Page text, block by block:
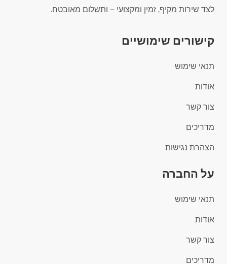
לצד שירות מקיף, זמין ומקצועי – ותשלום מאובטח.
קישורים שימושיים
תנאי שימוש
אודות
צור קשר
מדריכים
הצהרת נגישות
על החברה
תנאי שימוש
אודות
צור קשר
מדריכים